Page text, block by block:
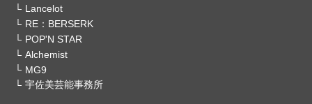
Lancelot
RE：BERSERK
POP'N STAR
Alchemist
MG9
宇佐美芸能事務所